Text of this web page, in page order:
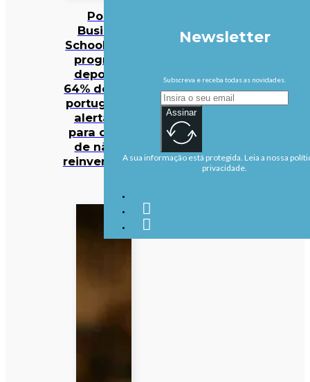
Porto
Business
School lança
programa
depois de
64% dos CEO
portugueses
alertarem
para o risco
de não se
reinventarem
Newsletter
Subscreva e receba todas as novidades.
Assinar
A sua informação está protegida. Leia a nossa
privacidade.